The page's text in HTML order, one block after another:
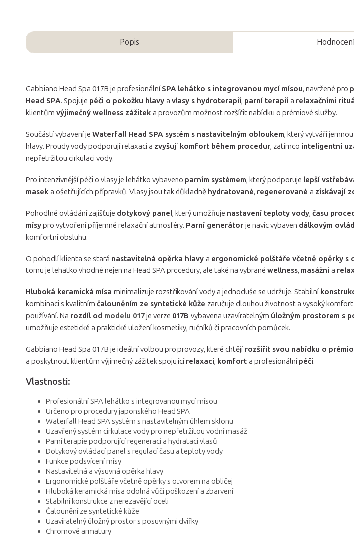
Popis Hodnocení
Gabbiano Head Spa 017B je profesionálníSPA lehátko s integrovanou mycí mísou, navržené pro
Head SPA. Spojuje péči o pokožku hlavy a vlasy s hydroterapií, parní terapií a relaxačními
klientům výjimečný wellness zážitek a provozům možnost rozšířit nabídku o prémiové služby.
Součástí vybavení je Waterfall Head SPA systém s nastavitelným obloukem, který vytváří
hlavy. Proudy vody podporují relaxaci a zvyšují komfort během procedur, zatímco inteligentní
nepřetržitou cirkulaci vody.
Pro intenzivnější péči o vlasy je lehátko vybaveno parním systémem, který podporuje lepší
masek a ošetřujících přípravků. Vlasy jsou tak důkladně hydratované, regenerované a získávají
Pohodlné ovládání zajišťuje dotykový panel, který umožňuje nastavení teploty vody, času
mísypro vytvoření příjemné relaxační atmosféry. Parní generátor je navíc vybaven dálkovým
komfortní obsluhu.
O pohodlí klienta se stará nastavitelná opěrka hlavy a ergonomické polštáře včetně opěrky s
tomu je lehátko vhodné nejen na Head SPA procedury, ale také na vybrané wellness, masážní a
Hluboká keramická mísa minimalizuje rozstřikování vody a jednoduše se udržuje. Stabilní
kombinaci s kvalitním čalouněním ze syntetické kůže zaručuje dlouhou životnost a vysoký
používání. Na rozdíl od modelu 017je verze 017B vybavena uzavíratelným úložným prostorem s
umožňuje estetické a praktické uložení kosmetiky, ručníků či pracovních pomůcek.
Gabbiano Head Spa 017B je ideální volbou pro provozy, které chtějírozšířit svou nabídku o
a poskytnout klientům výjimečný zážitek spojujícírelaxaci, komfort a profesionálnípéči.
Vlastnosti:
Profesionální SPA lehátko s integrovanou mycí mísou
Určeno pro procedury japonského Head SPA
Waterfall Head SPA systém s nastavitelným úhlem sklonu
Uzavřený systém cirkulace vody pro nepřetržitou vodní masáž
Parní terapie podporující regeneraci a hydrataci vlasů
Dotykový ovládací panel s regulací času a teploty vody
Funkce podsvícení mísy
Nastavitelná a výsuvná opěrka hlavy
Ergonomické polštáře včetně opěrky s otvorem na obličej
Hluboká keramická mísa odolná vůči poškození a zbarvení
Stabilní konstrukce z nerezavějící oceli
Čalounění ze syntetické kůže
Uzavíratelný úložný prostor s posuvnými dvířky
Chromové armatury